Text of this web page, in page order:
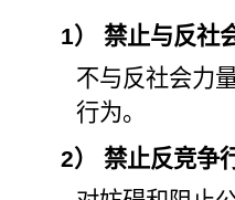
1） 禁止与反社
不与反社会力
行为。
2） 禁止反竞争